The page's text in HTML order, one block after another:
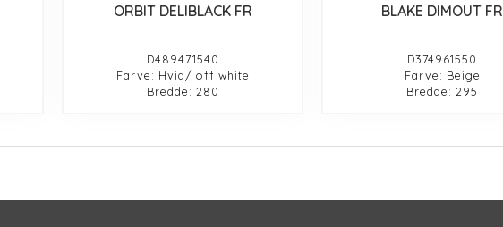
ORBIT DELIBLACK FR
D489471540
Farve: Hvid/ off white
Bredde: 280
BLAKE DIMOUT FR
D374961550
Farve: Beige
Bredde: 295